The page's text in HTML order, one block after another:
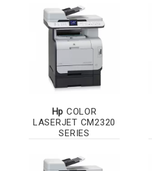
Hp COLOR
LASERJET CM2320
SERIES